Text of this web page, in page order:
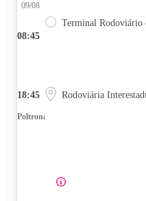
08:45
09/08
Terminal Rodoviário
18:45 Rodoviária
Poltrona